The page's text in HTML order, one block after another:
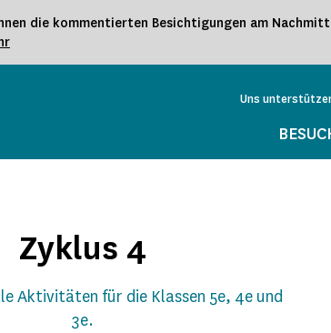
die kommentierten Besichtigungen am
Uns
Zyklus 4
Aktivitäten für die Klassen 5e, 4e und
3e.